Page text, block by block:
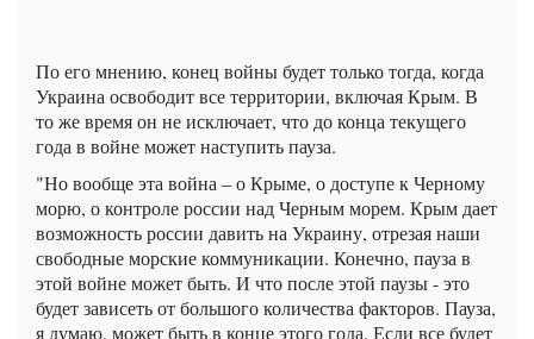
По его мнению, конец войны будет только тогда, когда
Украина освободит все территории, включая Крым. В
то же время он не исключает, что до конца текущего
года в войне может наступить пауза.
"Но вообще эта война – о Крыме, о доступе к Черному
морю, о контроле россии над Черным морем. Крым дает
возможность россии давить на Украину, отрезая наши
свободные морские коммуникации. Конечно, пауза в
этой войне может быть. И что после этой паузы - это
будет зависеть от большого количества факторов. Пауза,
я думаю, может быть в конце этого года. Если все будет